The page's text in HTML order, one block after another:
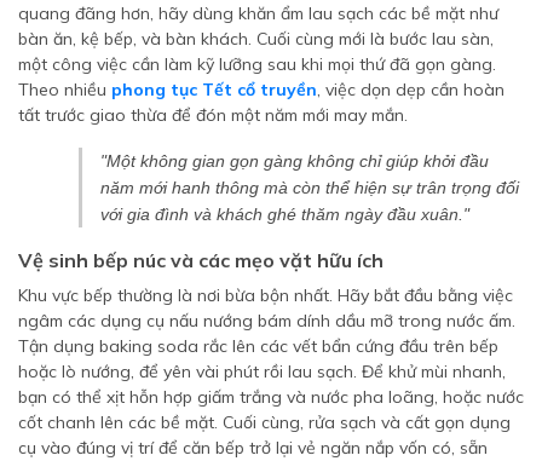
quang đãng hơn, hãy dùng khăn ẩm lau sạch các bề mặt như
bàn ăn, kệ bếp, và bàn khách. Cuối cùng mới là bước lau sàn,
một công việc cần làm kỹ lưỡng sau khi mọi thứ đã gọn gàng.
Theo nhiều phong tục Tết cổ truyền, việc dọn dẹp cần hoàn
tất trước giao thừa để đón một năm mới may mắn.
"Một không gian gọn gàng không chỉ giúp khởi đầu
năm mới hanh thông mà còn thể hiện sự trân trọng đối
với gia đình và khách ghé thăm ngày đầu xuân."
Vệ sinh bếp núc và các mẹo vặt hữu ích
Khu vực bếp thường là nơi bừa bộn nhất. Hãy bắt đầu bằng việc
ngâm các dụng cụ nấu nướng bám dính dầu mỡ trong nước ấm.
Tận dụng baking soda rắc lên các vết bẩn cứng đầu trên bếp
hoặc lò nướng, để yên vài phút rồi lau sạch. Để khử mùi nhanh,
bạn có thể xịt hỗn hợp giấm trắng và nước pha loãng, hoặc nước
cốt chanh lên các bề mặt. Cuối cùng, rửa sạch và cất gọn dụng
cụ vào đúng vị trí để căn bếp trở lại vẻ ngăn nắp vốn có, sẵn